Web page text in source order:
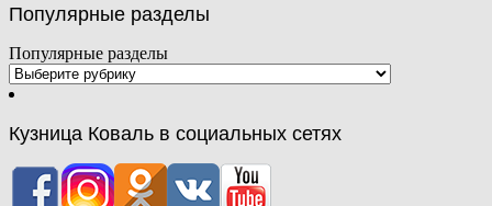
Популярные разделы
Популярные разделы
Кузница Коваль в социальных сетях